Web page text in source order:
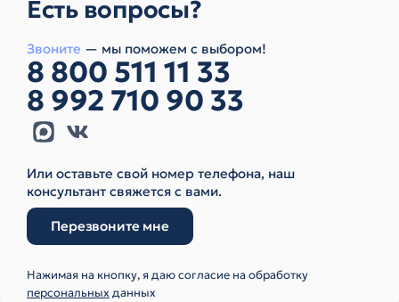
Есть вопросы?
Звоните — мы поможем с выбором!
8 800 511 11 33
8 992 710 90 33
Или оставьте свой номер телефона, наш
консультант свяжется с вами.
Перезвоните мне
Нажимая на кнопку, я даю согласие на обработку
персональныхданных